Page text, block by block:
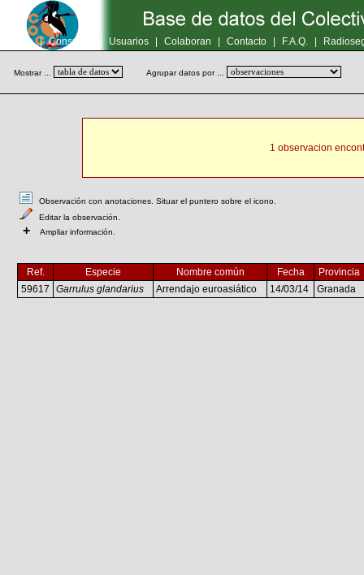
Inicio | Consultas Usuarios Colaboran Contacto F.A.Q.
Mostrar ... Agrupar datos por ...
1 observacion
Observación con anotaciones. Situar el puntero sobre el icono.
Editar la observación.
+ Ampliar información.
Ref. Especie Nombre común Fecha
Provincia
59617
Garrulus glandarius Arrendajo euroasiático 14/03/14 Granada